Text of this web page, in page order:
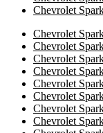
Chevrolet
Chevrolet
Chevrolet
Chevrolet
Chevrolet
Chevrolet
Chevrolet
Chevrolet
Chevrolet